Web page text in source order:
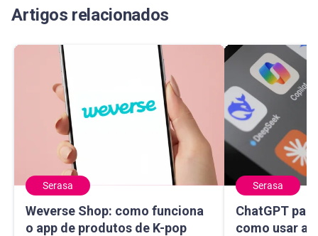
Artigos relacionados
Serasa
Weverse Shop: como funciona
o app de produtos de K-pop
Weverse Shop: como funciona o app de produtos de K-pop
Serasa
ChatGPT
como usar a
ChatGPT para